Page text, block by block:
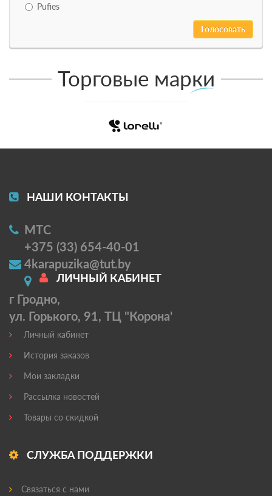
Pufies
Торговые марки
НАШИ КОНТАКТЫ
МТС
+375 (33) 654-40-01
4karapuzika@tut.by
г Гродно,
ул. Горького, 91, ТЦ "Корона'
ЛИЧНЫЙ КАБИНЕТ
Личный кабинет
История заказов
Мои закладки
Рассылка новостей
Товары со скидкой
СЛУЖБА ПОДДЕРЖКИ
Связаться с нами